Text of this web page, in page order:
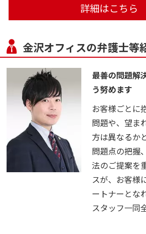
詳細はこちら
金沢オフィスの弁護士等
最善の問題解
う努めます
お客様ごとに
問題や、望ま
方は異なるか
問題点の把握
法のご提案を
スが、お客様
ートナーとな
スタッフ一同